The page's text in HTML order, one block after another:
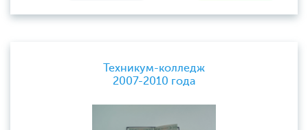
Техникум-колледж
2007-2010 года